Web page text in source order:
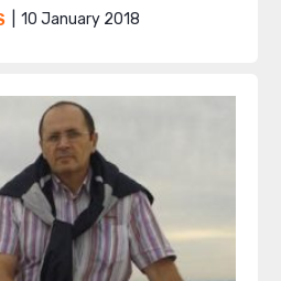
10 January 2018